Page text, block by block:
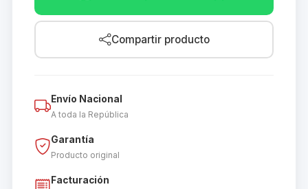
Compartir producto
Envío Nacional
A toda la República
Garantía
Producto original
Facturación